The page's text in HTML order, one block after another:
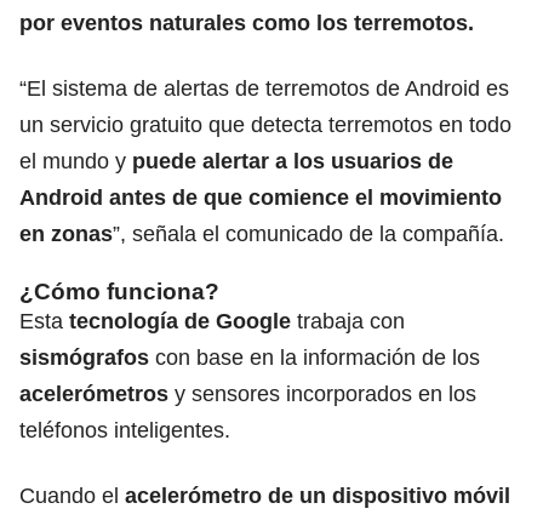
por eventos naturales como los terremotos.
“El sistema de alertas de terremotos de Android es
un servicio gratuito que detecta terremotos en todo
el mundo y puede alertar a los usuarios de
Android antes de que comience el movimiento
en zonas”, señala el comunicado de la compañía.
¿Cómo funciona?
Esta tecnología de Google trabaja con
sismógrafos con base en la información de los
acelerómetros y sensores incorporados en los
teléfonos inteligentes.
Cuando el acelerómetro de un dispositivo móvil